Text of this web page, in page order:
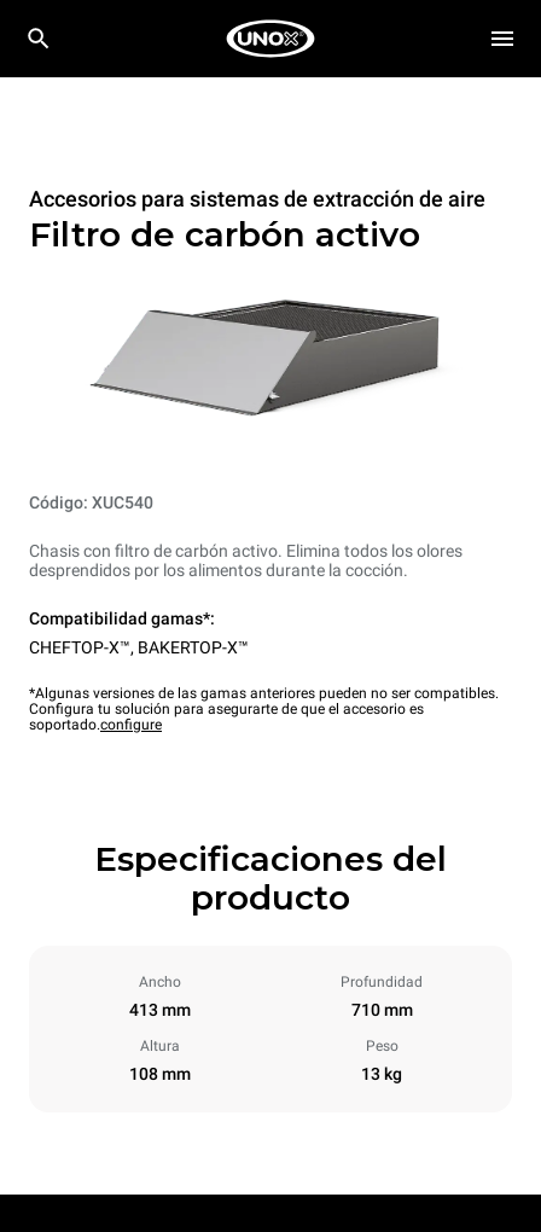
Accesorios para sistemas de extracción de aire
Filtro de carbón activo
Código: XUC540
Chasis con filtro de carbón activo. Elimina todos los olores
desprendidos por los alimentos durante la cocción.
Compatibilidad gamas*:
CHEFTOP-X™, BAKERTOP-X™
*Algunas versiones de las gamas anteriores pueden no ser compatibles.
Configura tu solución para asegurarte de que el accesorio es
soportado.configure
Especificaciones del
producto
Ancho
413 mm
Profundidad
710 mm
Altura
108 mm
Peso
13 kg